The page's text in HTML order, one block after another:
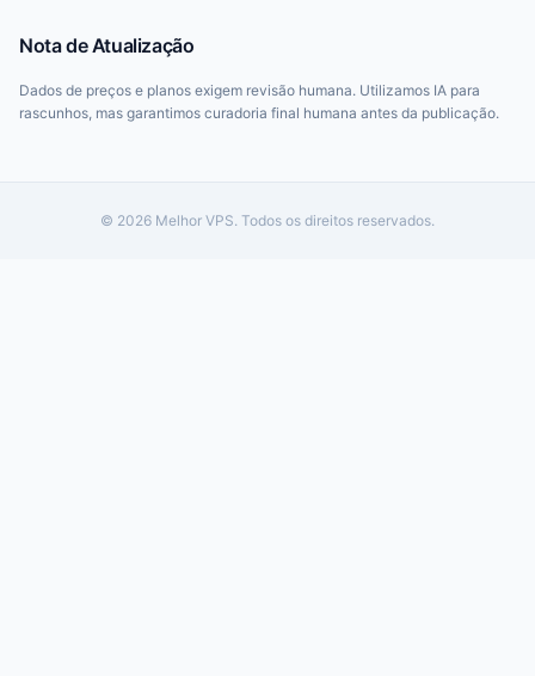
Nota de Atualização
Dados de preços e planos exigem revisão humana. Utilizamos IA para
rascunhos, mas garantimos curadoria final humana antes da publicação.
© 2026 Melhor VPS. Todos os direitos reservados.